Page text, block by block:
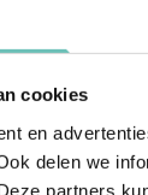
cookies
en
delen we
partners
Raad:
18 juli